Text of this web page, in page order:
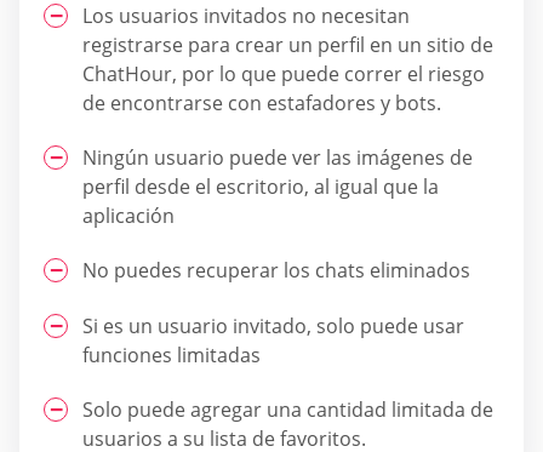
Los usuarios invitados no necesitan
registrarse para crear un perfil en un sitio de
ChatHour, por lo que puede correr el riesgo
de encontrarse con estafadores y bots.
Ningún usuario puede ver las imágenes de
perfil desde el escritorio, al igual que la
aplicación
No puedes recuperar los chats eliminados
Si es un usuario invitado, solo puede usar
funciones limitadas
Solo puede agregar una cantidad limitada de
usuarios a su lista de favoritos.